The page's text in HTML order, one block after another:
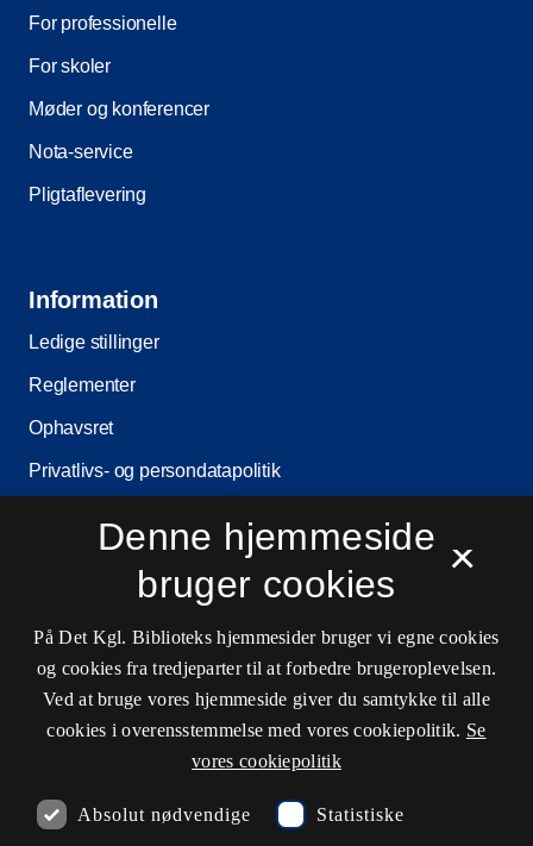
For professionelle
For skoler
Møder og konferencer
Nota-service
Pligtaflevering
Information
Ledige stillinger
Reglementer
Ophavsret
Privatlivs- og persondatapolitik
Cookieindstillinger
Kontaktinformationer
Åbningstider
×
Denne hjemmeside
bruger cookies
På Det Kgl. Biblioteks hjemmesider bruger vi egne cookies
og cookies fra tredjeparter til at forbedre brugeroplevelsen.
Ved at bruge vores hjemmeside giver du samtykke til alle
cookies i overensstemmelse med vores cookiepolitik. Se
vores cookiepolitik
Absolut nødvendige Statistiske